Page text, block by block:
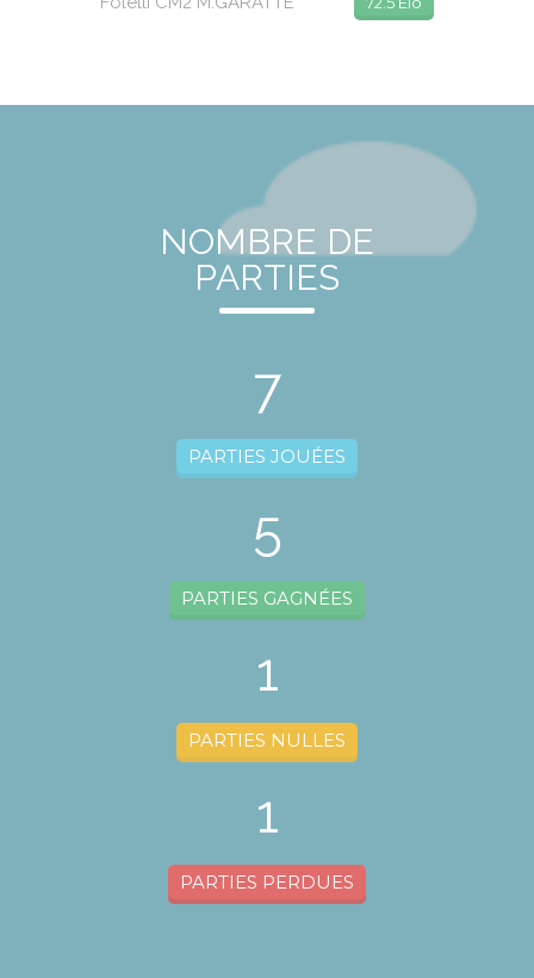
NOMBRE DE
PARTIES
7
PARTIES JOUÉES
5
PARTIES GAGNÉES
1
PARTIES NULLES
1
PARTIES PERDUES